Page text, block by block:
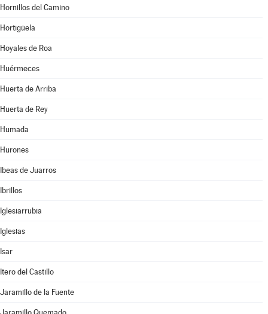
Hornillos del Camino
Hortigüela
Hoyales de Roa
Huérmeces
Huerta de Arriba
Huerta de Rey
Humada
Hurones
Ibeas de Juarros
Ibrillos
Iglesiarrubia
Iglesias
Isar
Itero del Castillo
Jaramillo de la Fuente